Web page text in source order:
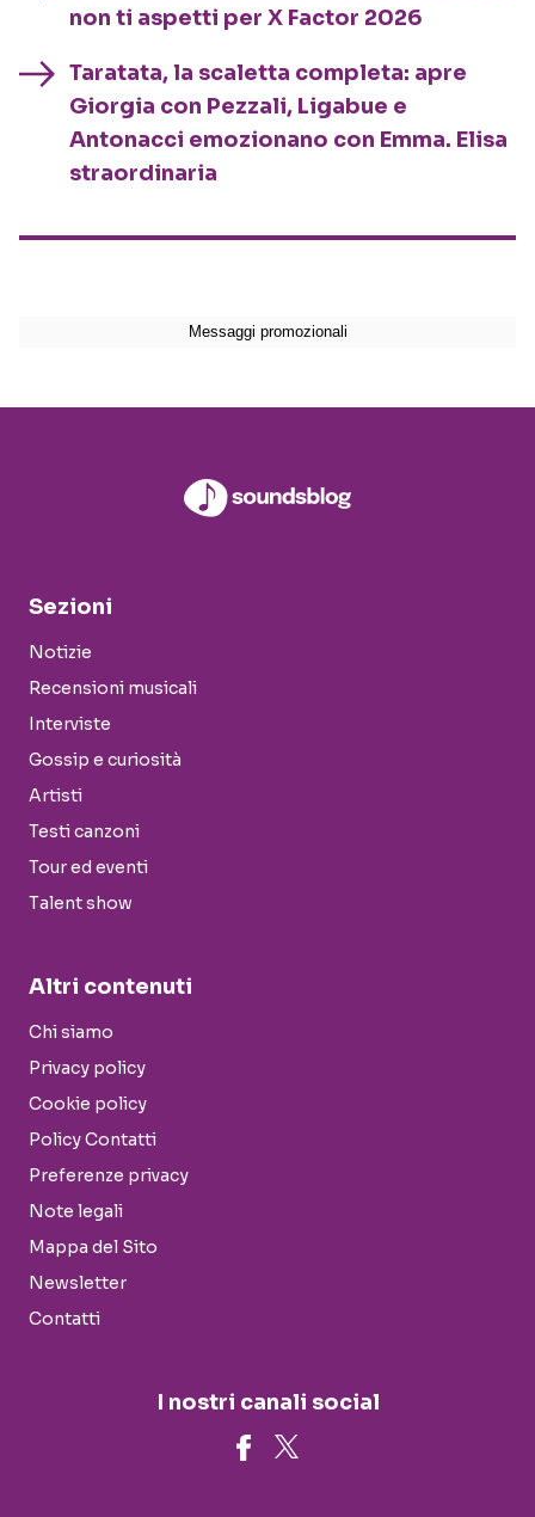
non ti aspetti per X Factor 2026
Taratata, la scaletta completa: apre
Giorgia con Pezzali, Ligabue e
Antonacci emozionano con Emma. Elisa
straordinaria
Sezioni
Notizie
Recensioni musicali
Interviste
Gossip e curiosità
Artisti
Testi canzoni
Tour ed eventi
Talent show
Altri contenuti
Chi siamo
Privacy policy
Cookie policy
Policy Contatti
Preferenze privacy
Note legali
Mappa del Sito
Newsletter
Contatti
I nostri canali social